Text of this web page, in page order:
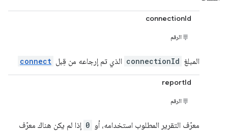
connectionId
الرقم
المبلغ connectionId الذي تم إرجاعه من قِبل connect
reportId
الرقم
معرّف التقرير المطلوب استخدامه، أو 0 إذا لم يكن هناك معرّف